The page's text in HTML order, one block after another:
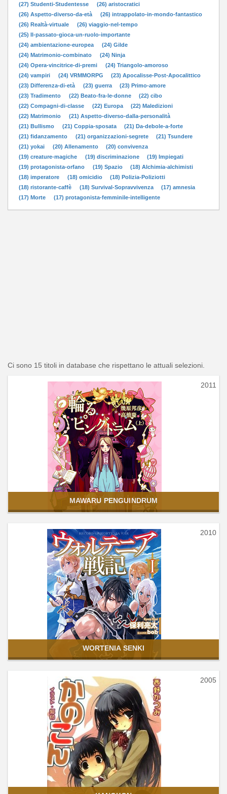
(27) Studenti-Studentesse
(26) aristocratici
(26) Aspetto-diverso-da-età
(26) intrappolato-in-mondo-fantastico
(26) Realtà-virtuale
(26) viaggio-nel-tempo
(25) Il-passato-gioca-un-ruolo-importante
(24) ambientazione-europea
(24) Gilde
(24) Matrimonio-combinato
(24) Ninja
(24) Opera-vincitrice-di-premi
(24) Triangolo-amoroso
(24) vampiri
(24) VRMMORPG
(23) Apocalisse-Post-Apocalittico
(23) Differenza-di-età
(23) guerra
(23) Primo-amore
(23) Tradimento
(22) Beato-fra-le-donne
(22) cibo
(22) Compagni-di-classe
(22) Europa
(22) Maledizioni
(22) Matrimonio
(21) Aspetto-diverso-dalla-personalità
(21) Bullismo
(21) Coppia-sposata
(21) Da-debole-a-forte
(21) fidanzamento
(21) organizzazioni-segrete
(21) Tsundere
(21) yokai
(20) Allenamento
(20) convivenza
(19) creature-magiche
(19) discriminazione
(19) Impiegati
(19) protagonista-orfano
(19) Spazio
(18) Alchimia-alchimisti
(18) imperatore
(18) omicidio
(18) Polizia-Poliziotti
(18) ristorante-caffè
(18) Survival-Sopravvivenza
(17) amnesia
(17) Morte
(17) protagonista-femminile-intelligente
Ci sono 15 titoli in database che rispettano le attuali selezioni.
2011
MAWARU PENGUINDRUM
2010
WORTENIA SENKI
2005